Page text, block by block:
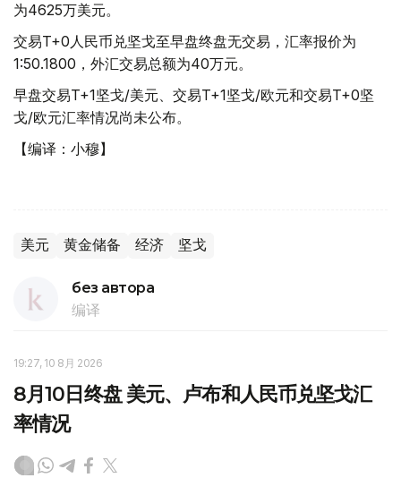
为4625万美元。
交易T+0人民币兑坚戈至早盘终盘无交易，汇率报价为
1:50.1800，外汇交易总额为40万元。
早盘交易T+1坚戈/美元、交易T+1坚戈/欧元和交易T+0坚
戈/欧元汇率情况尚未公布。
【编译：小穆】
美元 黄金储备 经济 坚戈
без автора
编译
19:27, 10 8月 2026
8月10日终盘 美元、卢布和人民币兑坚戈汇
率情况